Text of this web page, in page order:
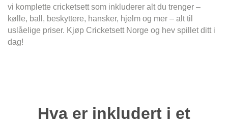
vi komplette cricketsett som inkluderer alt du trenger –
kølle, ball, beskyttere, hansker, hjelm og mer – alt til
uslåelige priser. Kjøp Cricketsett Norge og hev spillet ditt i
dag!
Hva er inkludert i et